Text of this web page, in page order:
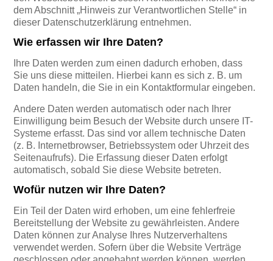
dem Abschnitt „Hinweis zur Verantwortlichen Stelle“ in
dieser Datenschutzerklärung entnehmen.
Wie erfassen wir Ihre Daten?
Ihre Daten werden zum einen dadurch erhoben, dass
Sie uns diese mitteilen. Hierbei kann es sich z. B. um
Daten handeln, die Sie in ein Kontaktformular eingeben.
Andere Daten werden automatisch oder nach Ihrer
Einwilligung beim Besuch der Website durch unsere IT-
Systeme erfasst. Das sind vor allem technische Daten
(z. B. Internetbrowser, Betriebssystem oder Uhrzeit des
Seitenaufrufs). Die Erfassung dieser Daten erfolgt
automatisch, sobald Sie diese Website betreten.
Wofür nutzen wir Ihre Daten?
Ein Teil der Daten wird erhoben, um eine fehlerfreie
Bereitstellung der Website zu gewährleisten. Andere
Daten können zur Analyse Ihres Nutzerverhaltens
verwendet werden. Sofern über die Website Verträge